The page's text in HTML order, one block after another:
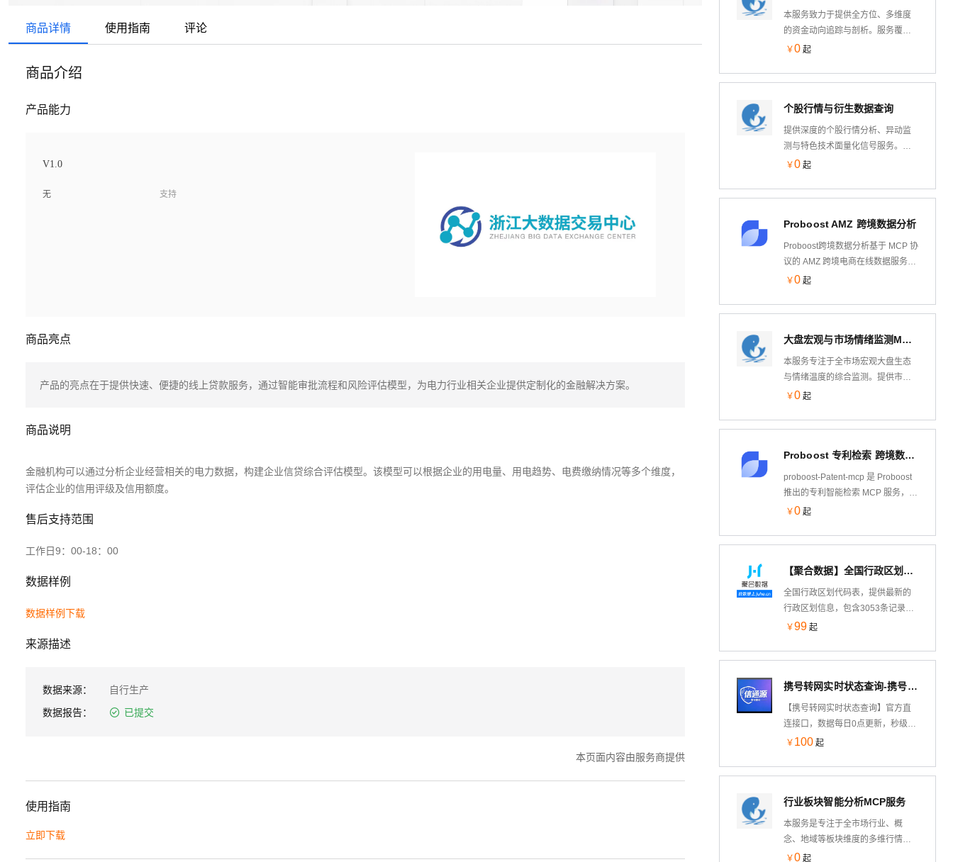
商品详情 使用指南 评论
商品介绍
产品能力
V1.0
无 支持
商品亮点
产品的亮点在于提供快速、便捷的线上贷款服务，通过智能审批流程和风险评估模型，为电力行业相关企业提供定制化的金融解决方案。
商品说明
金融机构可以通过分析企业经营相关的电力数据，构建企业信贷综合评估模型。该模型可以根据企业的用电量、用电趋势、电费缴纳情况等多个维度，
评估企业的信用评级及信用额度。
售后支持范围
工作日9：00-18：00
数据样例
数据样例下载
来源描述
数据来源：
自行生产
数据报告：
已提交
本页面内容由服务商提供
使用指南
立即下载
本服务致力于提供全方位、多维度
的资金动向追踪与剖析。服务覆盖
微观个股大中小单、中观板块主力
决策系统实时洞察主力资金的主动
意图。
￥0 起
个股行情与衍生数据查询
提供深度的个股行情分析、异动监
测与特色技术面量化信号服务。支
持A股市场的实时行情、涨停/连板
辅助数据。
￥0 起
Proboost AMZ 跨境数据分析
Proboost跨境数据分析基于 MCP 协
议的 AMZ 跨境电商在线数据服务。
它将类目查询、智能选品、
Cursor、openboost-cli 等 AI 环境
中通过自然语言直接调用。服务覆
盖美国、英国、德国、法国、日本
格、评分、销量等维度筛选与排
序，帮助运营与开发者在对话中完
测，无需另行登录独立数据后台。
￥0 起
大盘宏观与市场情绪监测MCP服务
本服务专注于全市场宏观大盘生态
与情绪温度的综合监测。提供市场
个股涨跌多维分布、大盘实时及历
务系统全面掌握整体盘面的健康度
￥0 起
Proboost 专利检索 跨境数据分析
proboost-Patent-mcp 是 Proboost
推出的专利智能检索 MCP 服务，将
全球专利数据能力接入 AI 开发环
律状态与同族信息，并提供多语言
译文与 PDF/附图下载。研发、法务
与 IP 人员可在对话中直接完成专利
无需切换专业工具平台。
￥0 起
【聚合数据】全国行政区划代码表数据集
全国行政区划代码表，提供最新的
行政区划信息，包含3053条记录，
覆盖国家至区县级，适用于城乡规
￥99 起
携号转网实时状态查询-携号转网-携号转网状态查询-携号转网查询API-运营商归属查询-手机携号转网查询
【携号转网实时状态查询】官方直
连接口，数据每日0点更新，秒级返
回，支持5000笔/秒大并发，支持包
￥ 100 起
行业板块智能分析MCP服务
本服务是专注于全市场行业、概
念、地域等板块维度的多维行情与
数据分析工具集。通过对各细分板
￥0 起